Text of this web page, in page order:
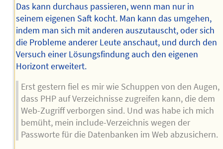
Das kann durchaus passieren, wenn man nur in
seinem eigenen Saft kocht. Man kann das umgehen,
indem man sich mit anderen auszutauscht, oder sich
die Probleme anderer Leute anschaut, und durch den
Versuch einer Lösungsfindung auch den eigenen
Horizont erweitert.
Erst gestern fiel es mir wie Schuppen von den Augen,
dass PHP auf Verzeichnisse zugreifen kann, die dem
Web-Zugriff verborgen sind. Und was habe ich mich
bemüht, mein include-Verzeichnis wegen der
Passworte für die Datenbanken im Web abzusichern.